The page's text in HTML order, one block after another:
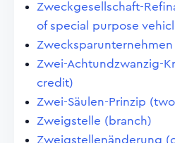
Zweckgesellschaft-
of special purpose
Zwei-Achtundzwanzig-
credit)
Zwei-Säulen-Prinzip
Zweigstelle (branch)
Zweigstellenänderung